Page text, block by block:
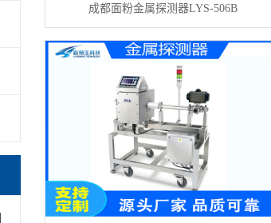
成都面粉金属探测器LYS-506B